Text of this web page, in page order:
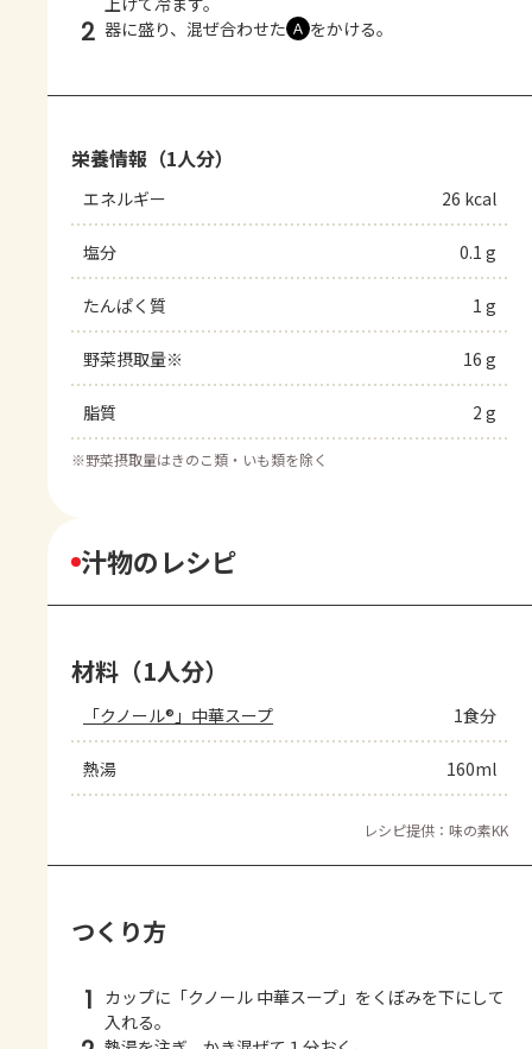
2 器に盛り、混ぜ合わせた Ａ をかける。
栄養情報（1人分）
エネルギー 26 kcal
塩分 0.1 g
たんぱく質 1 g
野菜摂取量※ 16 g
脂質 2 g
※野菜摂取量はきのこ類・いも類を除く
汁物のレシピ
材料（1人分）
「クノール®」中華スープ 1食分
熱湯 160ml
レシピ提供：味の素KK
つくり方
1 カップに「クノール 中華スープ」をくぼみを下にして
入れる。